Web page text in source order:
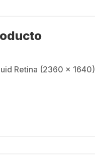
Retina (2360 x 1640)